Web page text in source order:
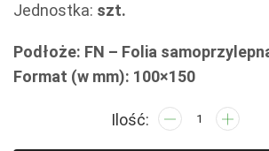
Jednostka: szt.
Podłoże: FN – Folia
Format (w mm): 100×150
ilość